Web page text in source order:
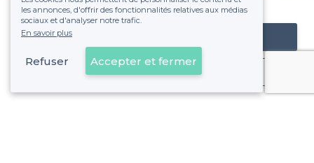
fixe sans risque de voir déraper la facture.
Référencer mon établissement
Déjà client
les annonces, d'offrir des fonctionnalités relatives aux médias
sociaux et d'analyser notre trafic.
En savoir plus
Refuser Accepter et fermer